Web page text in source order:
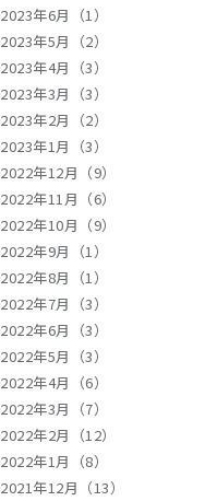
2023年6月（1）
2023年5月（2）
2023年4月（3）
2023年3月（3）
2023年2月（2）
2023年1月（3）
2022年12月（9）
2022年11月（6）
2022年10月（9）
2022年9月（1）
2022年8月（1）
2022年7月（3）
2022年6月（3）
2022年5月（3）
2022年4月（6）
2022年3月（7）
2022年2月（12）
2022年1月（8）
2021年12月（13）